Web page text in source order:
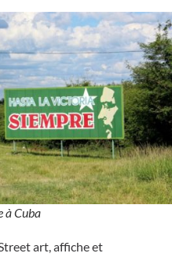
à Cuba
art, affiche et